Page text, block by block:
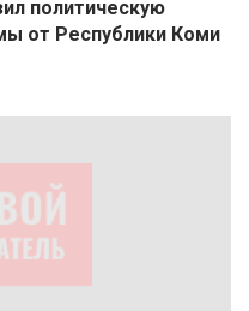
политическую
от Республики Коми